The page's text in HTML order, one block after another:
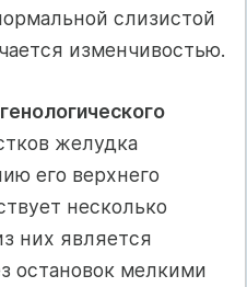
слизистой
изменчивостью.
желудка
его верхнего
несколько
них является
остановок мелкими